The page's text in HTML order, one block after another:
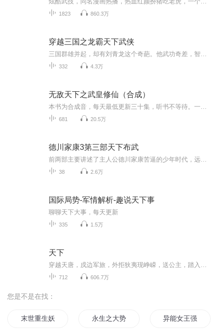
1823 860.3万
穿越三国之龙霸天下武侠
332 4.3万
无敌天下之武皇修仙（合成）
681 20.5万
德川家康3第三部天下布武
38 2.6万
国际局势-军情解析-趣说天下事
聊聊天下大事，每天更新
335 1.5万
天下
712 606.7万
您是不是在找：
末世重生妖孽帝少强势宠永生之大势将去 异能女王强势归来